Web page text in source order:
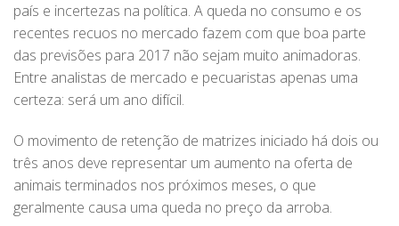
país e incertezas na política. A queda no consumo e os
recentes recuos no mercado fazem com que boa parte
das previsões para 2017 não sejam muito animadoras.
Entre analistas de mercado e pecuaristas apenas uma
certeza: será um ano difícil.
O movimento de retenção de matrizes iniciado há dois ou
três anos deve representar um aumento na oferta de
animais terminados nos próximos meses, o que
geralmente causa uma queda no preço da arroba.